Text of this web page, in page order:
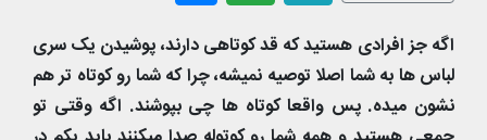
اگه جز افرادی هستید که قد کوتاهی دارند، پوشیدن یک سری
لباس ها به شما اصلا توصیه نمیشه، چرا که شما رو کوتاه تر هم
نشون میده. پس واقعا کوتاه ها چی بپوشند. اگه وقتی تو